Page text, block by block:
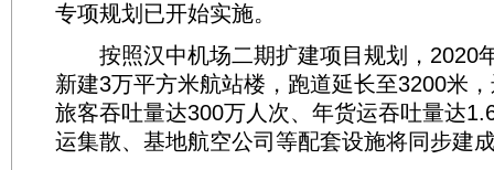
专项规划已开始实施。
按照汉中机场二期扩建项目规划，2020
新建3万平方米航站楼，跑道延长至3200米
旅客吞吐量达300万人次、年货运吞吐量达
运集散、基地航空公司等配套设施将同步建